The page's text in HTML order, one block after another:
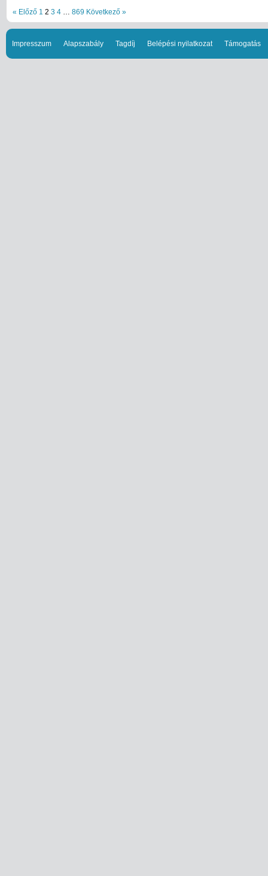
« Előző 1 2 3 4 869 Következő »
Impresszum Alapszabály Tagdíj Belépési nyilatkozat Támogatás